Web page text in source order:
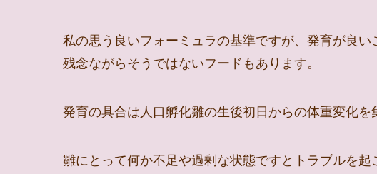
私の思う良いフォーミュラの基準ですが、発育が良い
残念ながらそうではないフードもあります。
発育の具合は人口孵化雛の生後初日からの体重変化を
雛にとって何か不足や過剰な状態ですとトラブルを起